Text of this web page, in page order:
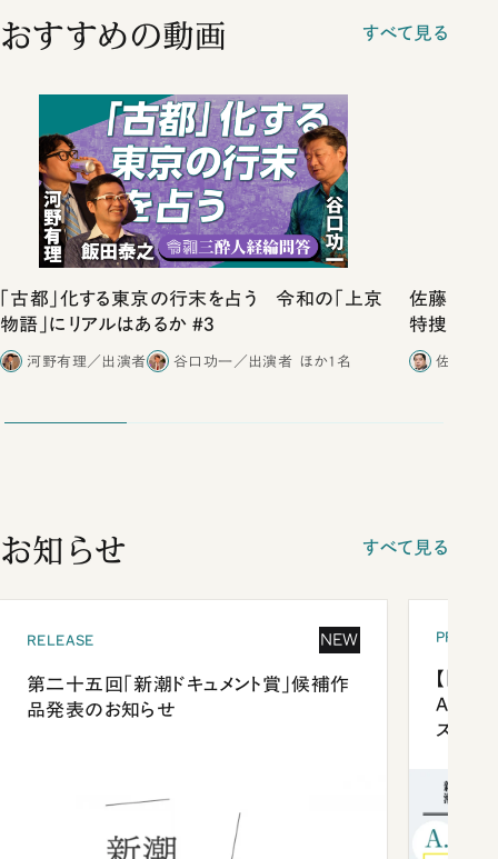
おすすめの動画 すべて見る
「古都」化する東京の行末を占う 令和の「上京
物語」にリアルはあるか #3
河野有理／出演者 谷口功一／出演者 ほか1名
佐藤優vs
特捜取調
合ったこと
佐藤優
お知らせ すべて見る
RELEASE NEW
第二十五回「新潮ドキュメント賞」候補作
品発表のお知らせ
【「新
ズプレ